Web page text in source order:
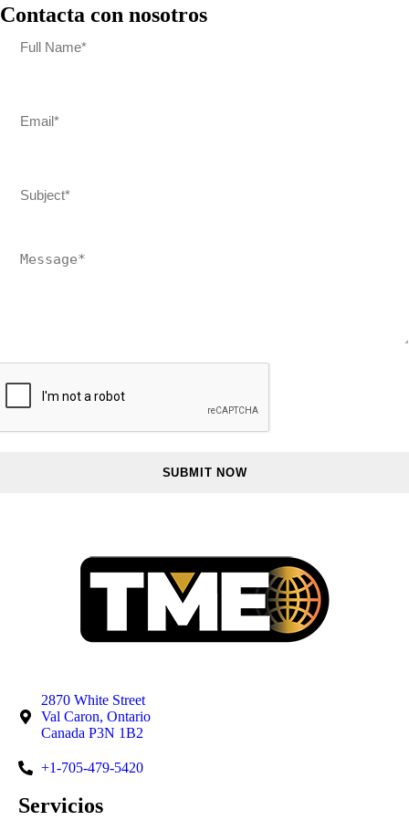
Contacta con nosotros
2870 White Street
Val Caron, Ontario
Canada P3N 1B2
+1-705-479-5420
Servicios